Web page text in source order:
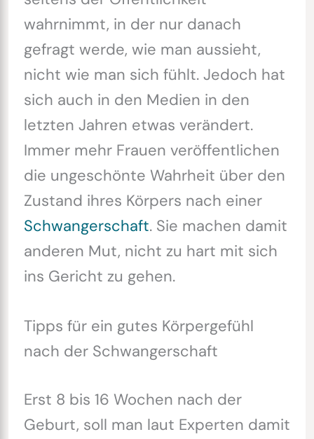
wahrnimmt, in der nur danach
gefragt werde, wie man aussieht,
nicht wie man sich fühlt. Jedoch hat
sich auch in den Medien in den
letzten Jahren etwas verändert.
Immer mehr Frauen veröffentlichen
die ungeschönte Wahrheit über den
Zustand ihres Körpers nach einer
Schwangerschaft. Sie machen damit
anderen Mut, nicht zu hart mit sich
ins Gericht zu gehen.
Tipps für ein gutes Körpergefühl
nach der Schwangerschaft
Erst 8 bis 16 Wochen nach der
Geburt, soll man laut Experten damit